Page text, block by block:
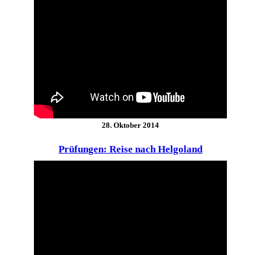
28. Oktober 2014
Prüfungen: Reise nach Helgoland